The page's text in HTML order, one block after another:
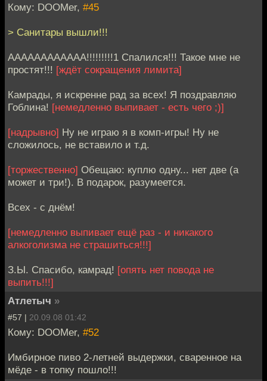
Кому: DOOMer, #45
> Санитары вышли!!!
АААААААААААА!!!!!!!!!1 Спалился!!! Такое мне не
простят!!! [ждёт сокращения лимита]
Камрады, я искренне рад за всех! Я поздравляю
Гоблина! [немедленно выпивает - есть чего ;)]
[надрывно] Ну не играю я в комп-игры! Ну не
сложилось, не вставило и т.д.
[торжественно] Обещаю: куплю одну... нет две (а
может и три!). В подарок, разумеется.
Всех - с днём!
[немедленно выпивает ещё раз - и никакого
алкоголизма не страшиться!!!]
З.Ы. Спасибо, камрад! [опять нет повода не
выпить!!!]
Атлетыч »
#57 | 20.09.08 01:42
Кому: DOOMer, #52
Имбирное пиво 2-летней выдержки, сваренное на
мёде - в топку пошло!!!